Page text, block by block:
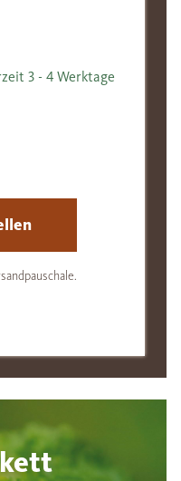
3 - 4 Werktage